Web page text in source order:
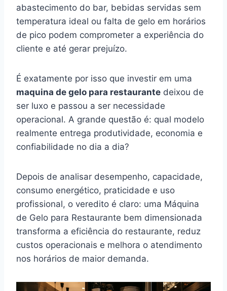
abastecimento do bar, bebidas servidas sem
temperatura ideal ou falta de gelo em horários
de pico podem comprometer a experiência do
cliente e até gerar prejuízo.
É exatamente por isso que investir em uma
maquina de gelo para restaurante deixou de
ser luxo e passou a ser necessidade
operacional. A grande questão é: qual modelo
realmente entrega produtividade, economia e
confiabilidade no dia a dia?
Depois de analisar desempenho, capacidade,
consumo energético, praticidade e uso
profissional, o veredito é claro: uma Máquina
de Gelo para Restaurante bem dimensionada
transforma a eficiência do restaurante, reduz
custos operacionais e melhora o atendimento
nos horários de maior demanda.